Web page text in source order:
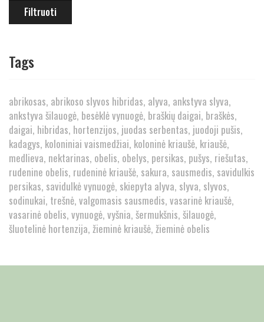
Filtruoti
Tags
abrikosas abrikoso slyvos hibridas alyva ankstyva slyva
ankstyva šilauogė besėklė vynuogė braškių daigai braškės
daigai hibridas hortenzijos juodas serbentas juodoji pušis
kadagys koloniniai vaismedžiai koloninė kriaušė kriaušė
medlieva nektarinas obelis obelys persikas pušys riešutas
rudenine obelis rudeninė kriaušė sakura sausmedis savidulkis
persikas savidulkė vynuogė skiepyta alyva slyva slyvos
sodinukai trešnė valgomasis sausmedis vasarinė kriaušė
vasarinė obelis vynuogė vyšnia šermukšnis šilauogė
šluotelinė hortenzija žieminė kriaušė žieminė obelis